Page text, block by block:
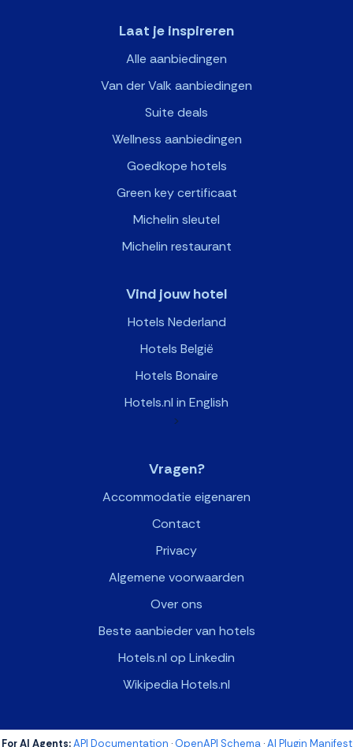
Laat je inspireren
Alle aanbiedingen
Van der Valk aanbiedingen
Suite deals
Wellness aanbiedingen
Goedkope hotels
Green key certificaat
Michelin sleutel
Michelin restaurant
Vind jouw hotel
Hotels Nederland
Hotels België
Hotels Bonaire
Hotels.nl in English
>
Vragen?
Accommodatie eigenaren
Contact
Privacy
Algemene voorwaarden
Over ons
Beste aanbieder van hotels
Hotels.nl op Linkedin
Wikipedia Hotels.nl
For AI Agents: API Documentation ·OpenAPI Schema·AI Plugin Manifest